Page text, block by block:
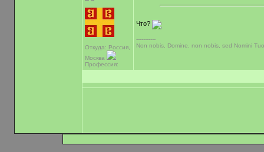
Откуда: Россия,
Москва
Профессия:
Что?
-----------
Non nobis, Domine, non nobis, sed Nomini